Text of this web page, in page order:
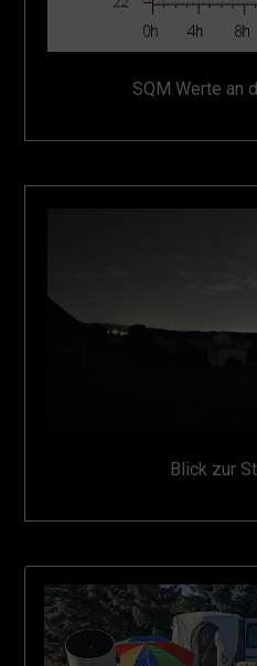
SQM Werte an
Blick zur